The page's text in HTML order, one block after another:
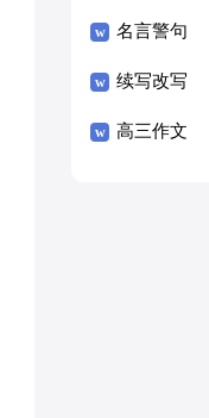
名言警句
续写改写
高三作文